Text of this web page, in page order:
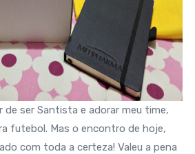
de ser Santista e adorar meu time,
futebol. Mas o encontro de hoje,
com toda a certeza! Valeu a pena